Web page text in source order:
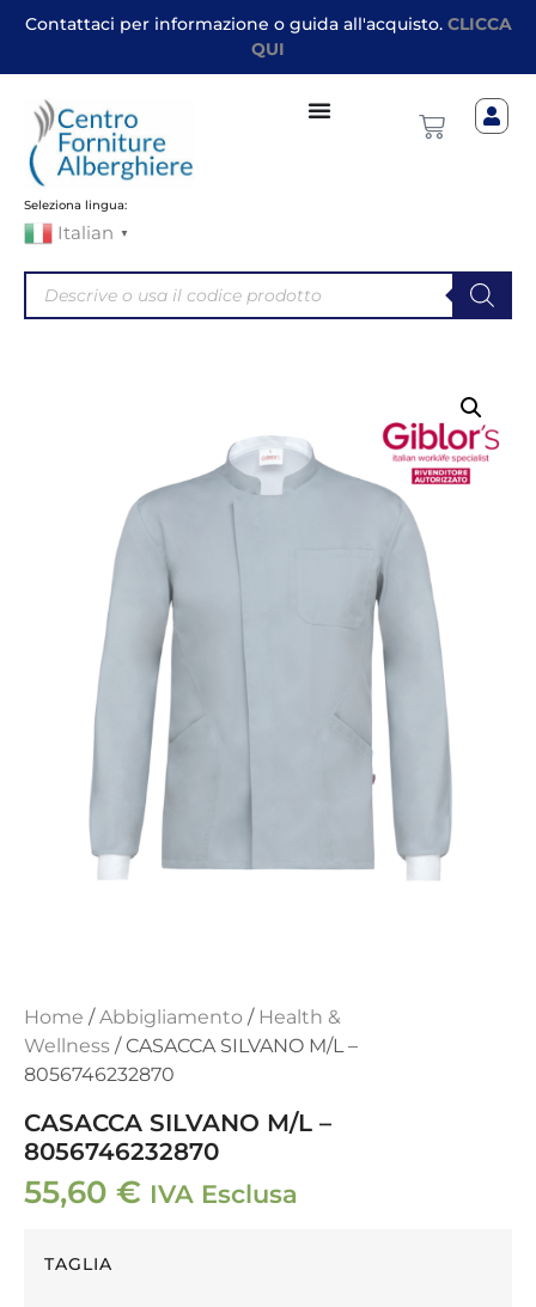
Contattaci per informazione o guida all'acquisto. CLICCA
QUI
Seleziona lingua:
Italian ▼
Home /Abbigliamento / Health &
Wellness / CASACCA SILVANO M/L –
8056746232870
CASACCA SILVANO M/L –
8056746232870
55,60 € IVA Esclusa
TAGLIA